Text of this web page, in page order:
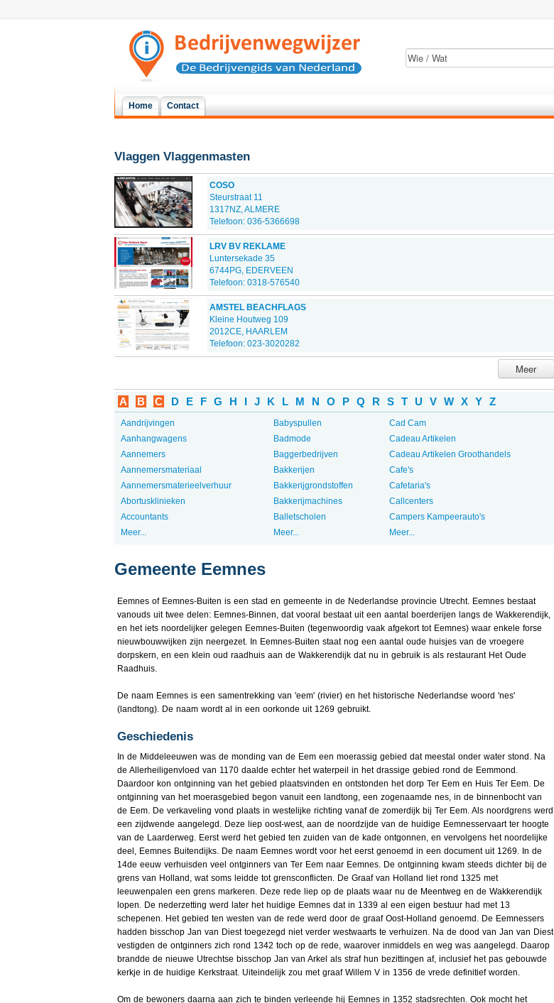
Home Contact
Vlaggen Vlaggenmasten
COSO
Steurstraat 11
1317NZ, ALMERE
Telefoon: 036-5366698
LRV BV REKLAME
Luntersekade 35
6744PG, EDERVEEN
Telefoon: 0318-576540
AMSTEL BEACHFLAGS
Kleine Houtweg 109
2012CE, HAARLEM
Telefoon: 023-3020282
Meer
A B C D E F G H I J K L M N O P Q R S T U V W X Y Z
Aandrijvingen
Aanhangwagens
Aannemers
Aannemersmateriaal
Aannemersmaterieelverhuur
Abortusklinieken
Accountants
Meer...
Babyspullen
Badmode
Baggerbedrijven
Bakkerijen
Bakkerijgrondstoffen
Bakkerijmachines
Balletscholen
Meer...
Cad Cam
Cadeau Artikelen
Cadeau Artikelen Groothandels
Cafe's
Cafetaria's
Callcenters
Campers Kampeerauto's
Meer...
Gemeente Eemnes
Eemnes of Eemnes-Buiten is een stad en gemeente in de Nederlandse provincie Utrecht. Eemnes bestaat
vanouds uit twee delen: Eemnes-Binnen, dat vooral bestaat uit een aantal boerderijen langs de Wakkerendijk,
en het iets noordelijker gelegen Eemnes-Buiten (tegenwoordig vaak afgekort tot Eemnes) waar enkele forse
nieuwbouwwijken zijn neergezet. In Eemnes-Buiten staat nog een aantal oude huisjes van de vroegere
dorpskern, en een klein oud raadhuis aan de Wakkerendijk dat nu in gebruik is als restaurant Het Oude
Raadhuis.
De naam Eemnes is een samentrekking van 'eem' (rivier) en het historische Nederlandse woord 'nes'
(landtong). De naam wordt al in een oorkonde uit 1269 gebruikt.
Geschiedenis
In de Middeleeuwen was de monding van de Eem een moerassig gebied dat meestal onder water stond. Na
de Allerheiligenvloed van 1170 daalde echter het waterpeil in het drassige gebied rond de Eemmond.
Daardoor kon ontginning van het gebied plaatsvinden en ontstonden het dorp Ter Eem en Huis Ter Eem. De
ontginning van het moerasgebied begon vanuit een landtong, een zogenaamde nes, in de binnenbocht van
de Eem. De verkaveling vond plaats in westelijke richting vanaf de zomerdijk bij Ter Eem. Als noordgrens werd
een zijdwende aangelegd. Deze liep oost-west, aan de noordzijde van de huidige Eemnesservaart ter hoogte
van de Laarderweg. Eerst werd het gebied ten zuiden van de kade ontgonnen, en vervolgens het noordelijke
deel, Eemnes Buitendijks. De naam Eemnes wordt voor het eerst genoemd in een document uit 1269. In de
14de eeuw verhuisden veel ontginners van Ter Eem naar Eemnes. De ontginning kwam steeds dichter bij de
grens van Holland, wat soms leidde tot grensconflicten. De Graaf van Holland liet rond 1325 met
leeuwenpalen een grens markeren. Deze rede liep op de plaats waar nu de Meentweg en de Wakkerendijk
lopen. De nederzetting werd later het huidige Eemnes dat in 1339 al een eigen bestuur had met 13
schepenen. Het gebied ten westen van de rede werd door de graaf Oost-Holland genoemd. De Eemnessers
hadden bisschop Jan van Diest toegezegd niet verder westwaarts te verhuizen. Na de dood van Jan van Diest
vestigden de ontginners zich rond 1342 toch op de rede, waarover inmiddels en weg was aangelegd. Daarop
brandde de nieuwe Utrechtse bisschop Jan van Arkel als straf hun bezittingen af, inclusief het pas gebouwde
kerkje in de huidige Kerkstraat. Uiteindelijk zou met graaf Willem V in 1356 de vrede definitief worden.
Om de bewoners daarna aan zich te binden verleende hij Eemnes in 1352 stadsrechten. Ook mocht het